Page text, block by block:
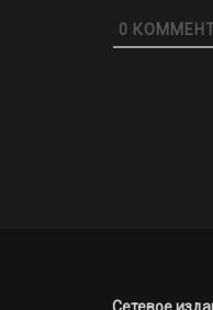
0
Сетевое